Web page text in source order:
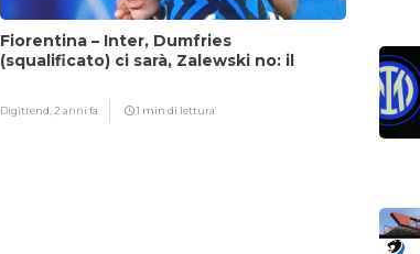
Fiorentina – Inter, Dumfries
(squalificato) ci sarà, Zalewski no: il
Digitrend,2 anni fa 1 min di lettura